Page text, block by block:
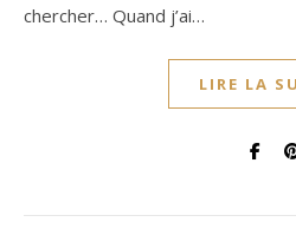
chercher… Quand j’ai…
LIRE LA